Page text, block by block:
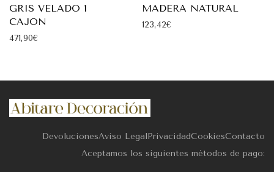
GRIS VELADO 1
CAJON
471,90€
MADERA NATURAL
123,42€
DevolucionesAviso LegalPrivacidadCookiesContacto
Aceptamos los siguientes métodos de pago: